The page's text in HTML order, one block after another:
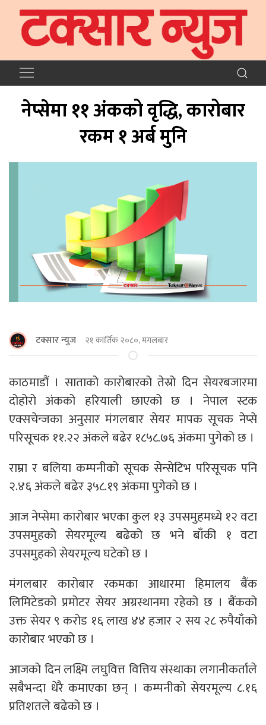
नेप्सेमा ११ अंकको वृद्धि, कारोबार
रकम १ अर्ब मुनि
टक्सार न्युज २१ कार्तिक २०८०, मंगलबार
काठमाडौं । साताको कारोबारको तेस्रो दिन सेयरबजारमा
दोहोरो अंकको हरियाली छाएको छ । नेपाल स्टक
एक्सचेन्जका अनुसार मंगलबार सेयर मापक सूचक नेप्से
परिसूचक ११.२२ अंकले बढेर १८५८.७६ अंकमा पुगेको छ ।
राम्रा र बलिया कम्पनीको सूचक सेन्सेटिभ परिसूचक पनि
२.४६ अंकले बढेर ३५८.१९ अंकमा पुगेको छ ।
आज नेप्सेमा कारोबार भएका कुल १३ उपसमुहमध्ये १२ वटा
उपसमुहको सेयरमूल्य बढेको छ भने बाँकी १ वटा
उपसमुहको सेयरमूल्य घटेको छ ।
मंगलबार कारोबार रकमका आधारमा हिमालय बैंक
लिमिटेडको प्रमोटर सेयर अग्रस्थानमा रहेको छ । बैंकको
उक्त सेयर ९ करोड १६ लाख ४४ हजार २ सय २८ रुपैयाँको
कारोबार भएको छ ।
आजको दिन लक्ष्मि लघुवित्त वित्तिय संस्थाका लगानीकर्ताले
सबैभन्दा धेरै कमाएका छन् । कम्पनीको सेयरमूल्य ८.१६
प्रतिशतले बढेको छ ।